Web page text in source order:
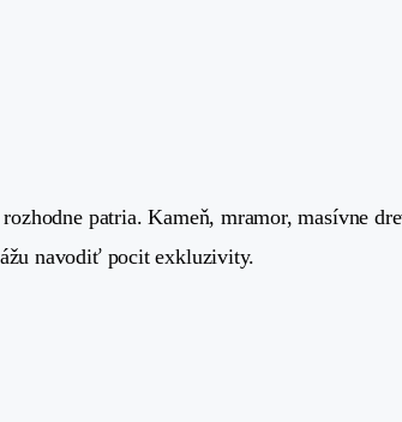
patria. Kameň, mramor, masívne
navodiť pocit exkluzivity.